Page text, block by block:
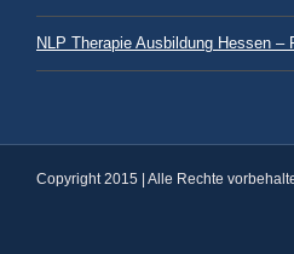
NLP Therapie Ausbildung Hessen –
Copyright 2015 | Alle Rechte